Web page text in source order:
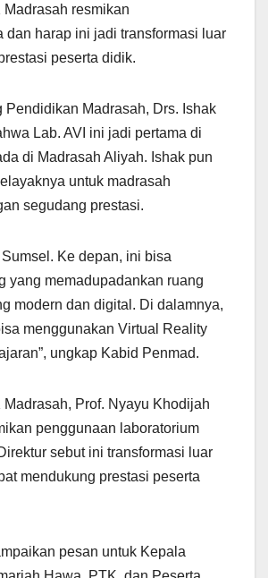
Madrasah resmikan
dan harap ini jadi transformasi luar
peserta didik.
Pendidikan Madrasah, Drs. Ishak
Lab. AVI ini jadi pertama di
di Madrasah Aliyah. Ishak pun
untuk madrasah
segudang prestasi.
Sumsel. Ke depan, ini bisa
yang memadupadankan ruang
modern dan digital. Di dalamnya,
menggunakan Virtual Reality
ungkap Kabid Penmad.
Madrasah, Prof. Nyayu Khodijah
penggunaan laboratorium
sebut ini transformasi luar
mendukung prestasi peserta
pesan untuk Kepala